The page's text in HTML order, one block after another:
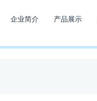
企业简介 产品展示